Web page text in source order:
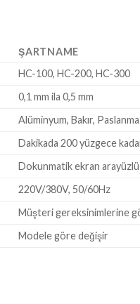
ŞARTNAME
HC-100, HC-200, HC-300
0,1 mm ila 0,5 mm
Alüminyum, Bakır,
Dakikada 200 yüzgece
Dokunmatik ekran arayüzlü
220V/380V, 50/60Hz
Müşteri gereksinimlerine
Modele göre değişir